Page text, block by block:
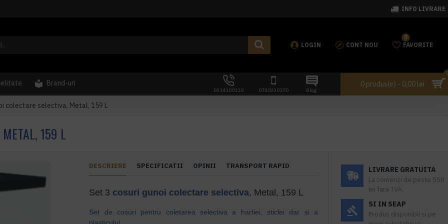
INFO LIVRARE
LOGIN CONT NOU FAVORITE
0
Brand-uri
0314100110 0740230170 Blog
0 produs(e) - 0,00 lei
colectare selectiva, Metal, 159 L
METAL, 159 L
DESCRIERE SPECIFICATII OPINII TRANSPORT RAPID
Set 3 cosuri gunoi colectare selectiva, Metal, 159 L
Set de cosuri pentru coletarea selectiva a hartiei, sticlei dar si a
LIVRARE GRATUITA
La comenzi de peste 550
lei fara TVA.
SI IN SEAP
Produs disponibil si pe